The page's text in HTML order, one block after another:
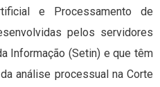
e Processamento de
pelos servidores
Informação (Setin) e que têm
análise processual na Corte